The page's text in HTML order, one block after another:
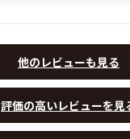
他のレビューも見る
評価の高いレビューを見